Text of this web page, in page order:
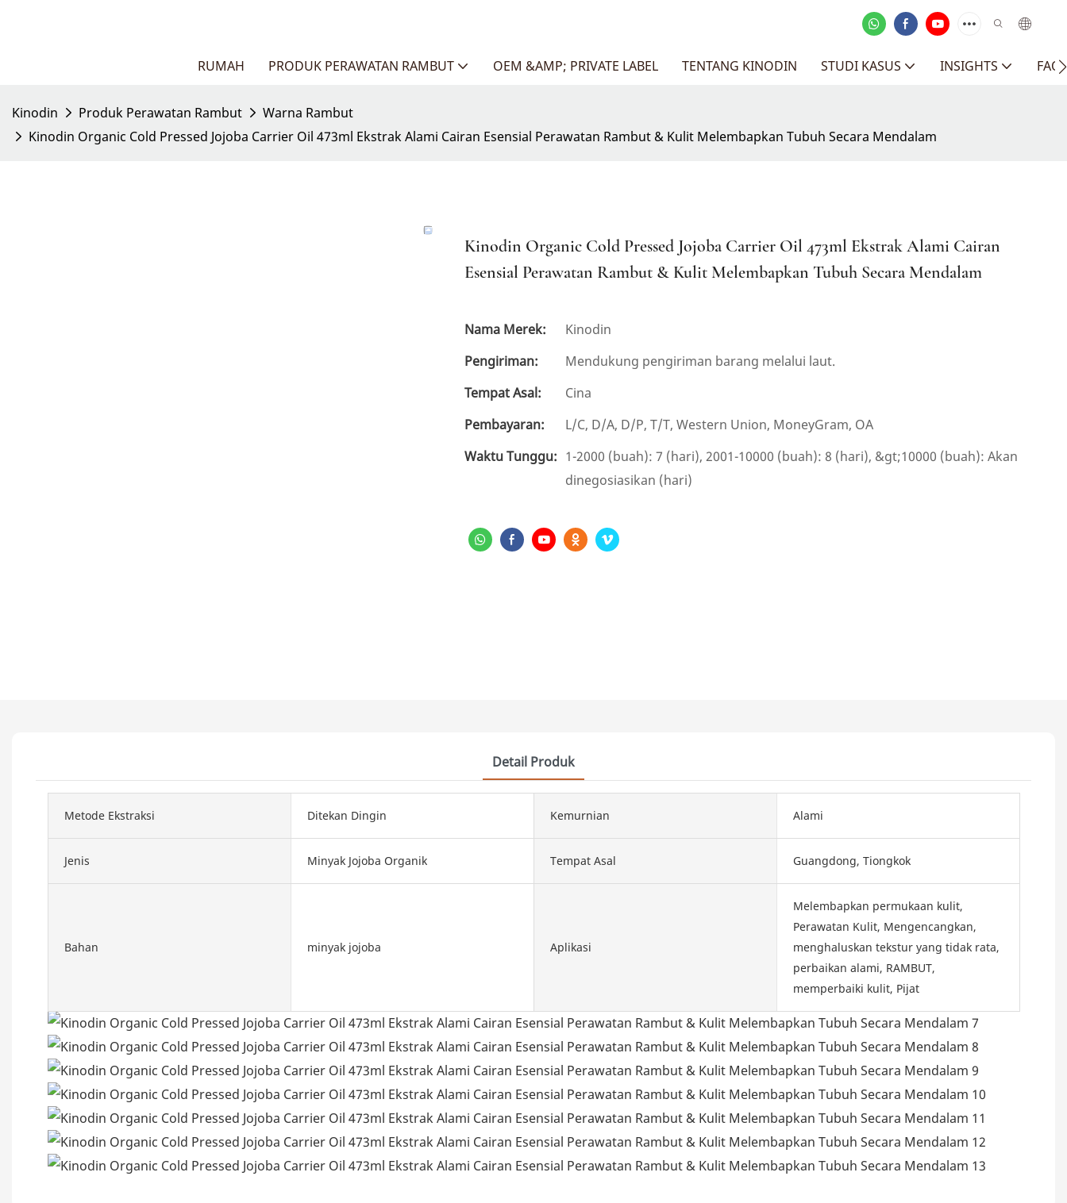
RUMAH PRODUK PERAWATAN RAMBUT OEM &AMP; PRIVATE LABEL TENTANG KINODIN STUDI KASUS INSIGHTS FAQ
Kinodin Produk Perawatan Rambut
Warna Rambut
Kinodin Organic Cold Pressed Jojoba Carrier Oil 473ml Ekstrak Alami Cairan Esensial Perawatan Rambut & Kulit Melembapkan Tubuh Secara Mendalam
Kinodin Organic Cold Pressed Jojoba Carrier Oil 473ml Ekstrak Alami Cairan
Esensial Perawatan Rambut & Kulit Melembapkan Tubuh Secara Mendalam
Nama Merek:
Kinodin
Pengiriman:
Mendukung pengiriman barang melalui laut.
Tempat Asal:
Cina
Pembayaran:
L/C, D/A, D/P, T/T, Western Union, MoneyGram, OA
Waktu Tunggu: 1-2000 (buah): 7 (hari), 2001-10000 (buah): 8 (hari), &gt;10000 (buah): Akan
dinegosiasikan (hari)
Detail Produk
Metode Ekstraksi Ditekan Dingin Kemurnian Alami
Jenis Minyak Jojoba Organik Tempat Asal Guangdong, Tiongkok
Bahan minyak jojoba Aplikasi
Melembapkan permukaan kulit,
Perawatan Kulit, Mengencangkan,
menghaluskan tekstur yang tidak rata,
perbaikan alami, RAMBUT,
memperbaiki kulit, Pijat